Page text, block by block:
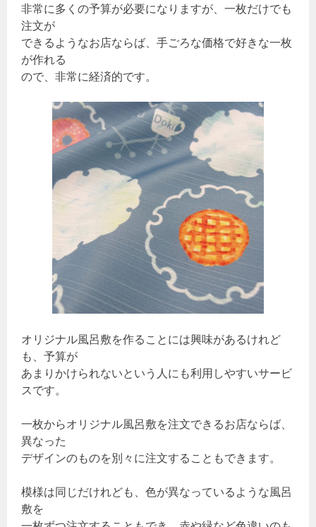
非常に多くの予算が必要になりますが、一枚だけでも
注文が
できるようなお店ならば、手ごろな価格で好きな一枚
が作れる
ので、非常に経済的です。
オリジナル風呂敷を作ることには興味があるけれど
も、予算が
あまりかけられないという人にも利用しやすいサービ
スです。
一枚からオリジナル風呂敷を注文できるお店ならば、
異なった
デザインのものを別々に注文することもできます。
模様は同じだけれども、色が異なっているような風呂
敷を